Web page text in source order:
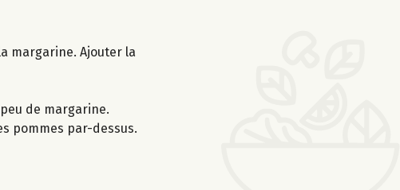
margarine. Ajouter la
de margarine.
pommes par-dessus.